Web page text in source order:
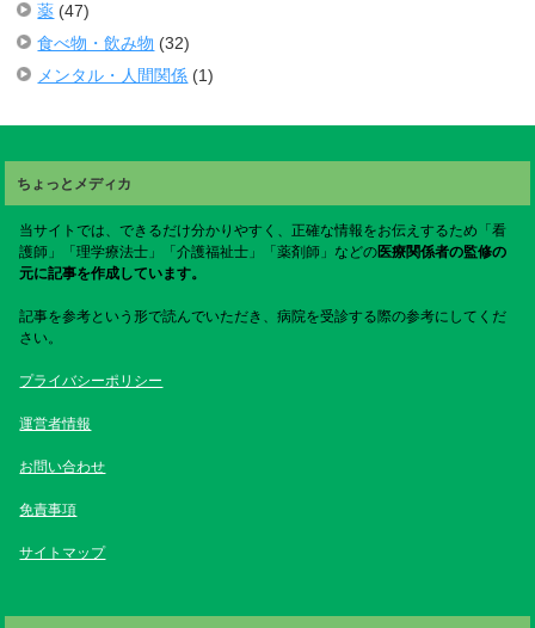
薬 (47)
食べ物・飲み物 (32)
メンタル・人間関係 (1)
ちょっとメディカ
当サイトでは、できるだけ分かりやすく、正確な情報をお伝えするため「看
護師」「理学療法士」「介護福祉士」「薬剤師」などの医療関係者の監修の
元に記事を作成しています。
記事を参考という形で読んでいただき、病院を受診する際の参考にしてくだ
さい。
プライバシーポリシー
運営者情報
お問い合わせ
免責事項
サイトマップ